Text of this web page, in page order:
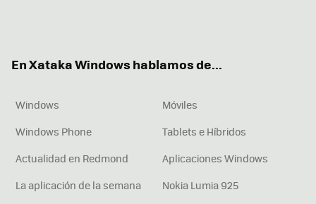
En Xataka Windows hablamos de...
Windows
Móviles
Windows Phone
Tablets e Híbridos
Actualidad en Redmond
Aplicaciones Windows
La aplicación de la semana
Nokia Lumia 925